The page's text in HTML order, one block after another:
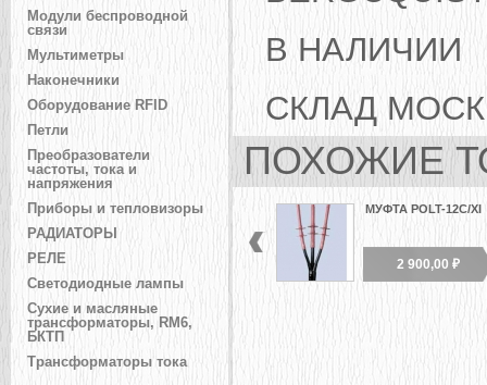
Модули беспроводной
связи
Мультиметры
Наконечники
Оборудование RFID
Петли
Преобразователи
частоты, тока и
напряжения
Приборы и тепловизоры
РАДИАТОРЫ
РЕЛЕ
Светодиодные лампы
Сухие и масляные
трансформаторы, RM6,
БКТП
Трансформаторы тока
В НАЛИЧИИ
СКЛАД
ПОХОЖИЕ
МУФТА POLT-12C/XI
2 900,00 ₽